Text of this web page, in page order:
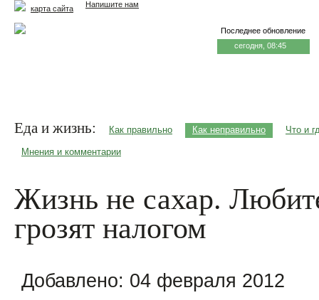
Напишите нам
карта сайта
Последнее обновление
сегодня, 08:45
Еда и жизнь: Как правильно Как неправильно Что и
Мнения и комментарии
Жизнь не сахар.
грозят налогом
Добавлено: 04 февраля 2012